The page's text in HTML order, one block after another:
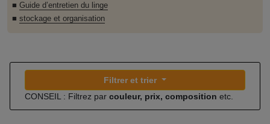
■ Guide d’entretien du linge
■ stockage et organisation
Filtrer et trier
CONSEIL : Filtrez par couleur, prix, composition etc.